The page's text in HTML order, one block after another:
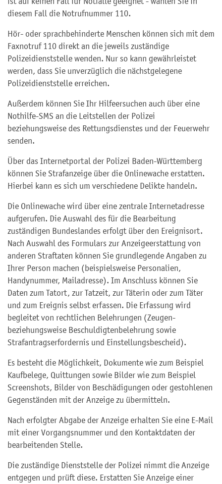
diesem Fall die Notrufnummer 110.
Hör- oder sprachbehinderte Menschen können sich mit dem
Faxnotruf 110 direkt an die jeweils zuständige
Polizeidienststelle wenden. Nur so kann gewährleistet
werden, dass Sie unverzüglich die nächstgelegene
Polizeidienststelle erreichen.
Außerdem können Sie Ihr Hilfeersuchen auch über eine
Nothilfe-SMS an die Leitstellen der Polizei
beziehungsweise des Rettungsdienstes und der Feuerwehr
senden.
Über das Internetportal der Polizei Baden-Württemberg
können Sie Strafanzeige über die Onlinewache erstatten.
Hierbei kann es sich um verschiedene Delikte handeln.
Die Onlinewache wird über eine zentrale Internetadresse
aufgerufen. Die Auswahl des für die Bearbeitung
zuständigen Bundeslandes erfolgt über den Ereignisort.
Nach Auswahl des Formulars zur Anzeigeerstattung von
anderen Straftaten können Sie grundlegende Angaben zu
Ihrer Person machen (beispielsweise Personalien,
Handynummer, Mailadresse). Im Anschluss können Sie
Daten zum Tatort, zur Tatzeit, zur Täterin oder zum Täter
und zum Ereignis selbst erfassen. Die Erfassung wird
begleitet von rechtlichen Belehrungen (Zeugen-
beziehungsweise Beschuldigtenbelehrung sowie
Strafantragserfordernis und Einstellungsbescheid).
Es besteht die Möglichkeit, Dokumente wie zum Beispiel
Kaufbelege, Quittungen sowie Bilder wie zum Beispiel
Screenshots, Bilder von Beschädigungen oder gestohlenen
Gegenständen mit der Anzeige zu übermitteln.
Nach erfolgter Abgabe der Anzeige erhalten Sie eine E-Mail
mit einer Vorgangsnummer und den Kontaktdaten der
bearbeitenden Stelle.
Die zuständige Dienststelle der Polizei nimmt die Anzeige
entgegen und prüft diese. Erstatten Sie Anzeige einer